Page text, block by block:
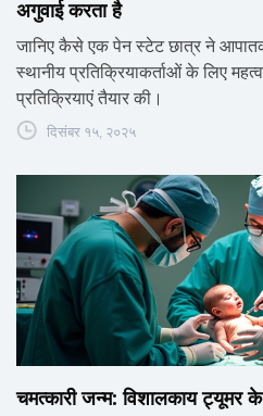
अगुवाई करता है
जानिए कैसे एक पेन स्टेट छात्र ने
स्थानीय प्रतिक्रियाकर्ताओं के लिए
प्रतिक्रियाएं तैयार की।
दिसंबर १५, २०२५
चमत्कारी जन्म: विशालकाय ट्यूमर